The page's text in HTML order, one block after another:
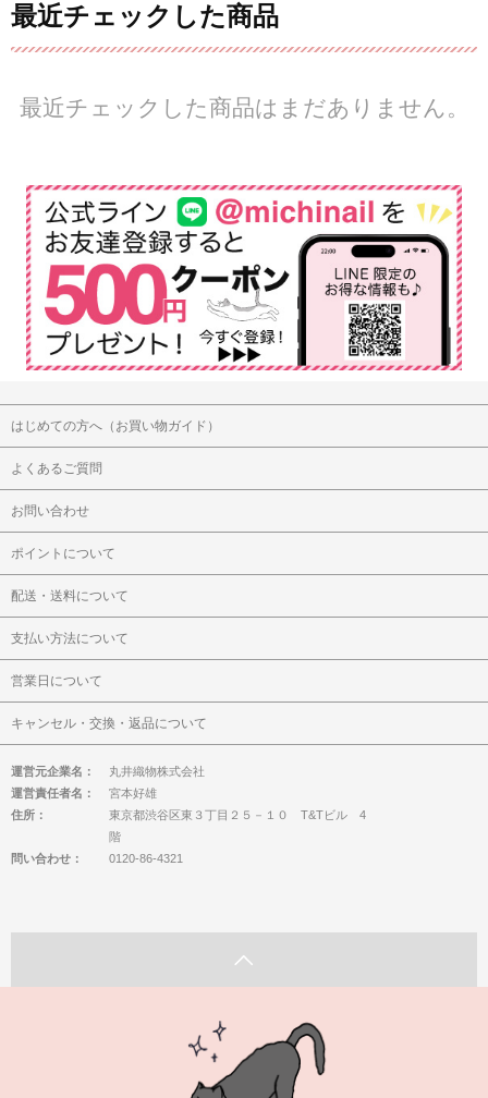
最近チェックした商品
最近チェックした商品はまだありません。
はじめての方へ（お買い物ガイド）
よくあるご質問
お問い合わせ
ポイントについて
配送・送料について
支払い方法について
営業日について
キャンセル・交換・返品について
運営元企業名：
丸井織物株式会社
運営責任者名：
宮本好雄
住所：
東京都渋谷区東３丁目２５－１０ T&Tビル 4
階
問い合わせ：
0120-86-4321